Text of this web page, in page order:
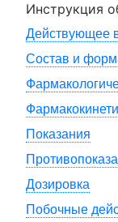
Инструкция
Действующее
Состав и
Показания
Дозировка
Побочные